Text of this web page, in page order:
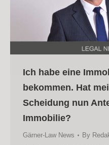
Ich habe eine
bekommen. Hat
Scheidung nun
Immobilie?
Gärner-Law News By